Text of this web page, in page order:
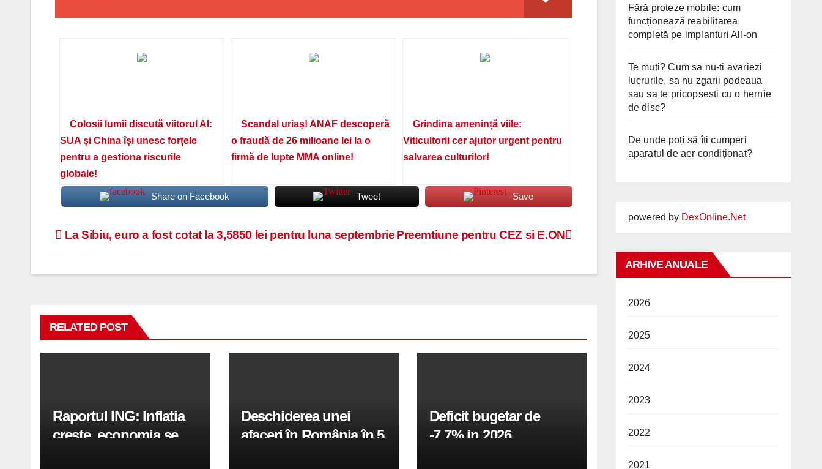
Colosii lumii discută viitorul AI:
SUA și China își unesc forțele
pentru a gestiona riscurile
globale!
Scandal uriaș! ANAF descoperă
o fraudă de 26 milioane lei la o
firmă de lupte MMA online!
Grindina amenință viile:
Viticultorii cer ajutor urgent pentru
salvarea culturilor!
Share on Facebook Tweet Save
Navigare
Preemtiune pentru CEZ si E.ON
La Sibiu, euro a fost cotat la 3,5850 lei pentru luna septembrie
RELATED POST
Raportul ING: Inflatia
creste, economia se
Deschiderea unei
afaceri în România în 5
Deficit bugetar de
-7,7% in 2026,
Fără proteze mobile: cum
funcționează reabilitarea
completă pe implanturi All-on
Te muti? Cum sa nu-ti avariezi
lucrurile, sa nu zgarii podeaua
sau sa te pricopsesti cu o hernie
de disc?
De unde poți să îți cumperi
aparatul de aer condiționat?
powered by DexOnline.Net
ARHIVE ANUALE
2026
2025
2024
2023
2022
2021